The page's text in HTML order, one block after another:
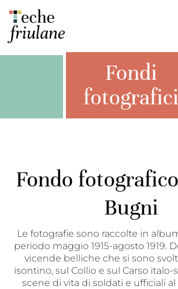
Fondi
fotografici
Fondo
Bugni
Le fotografie sono raccolte in
periodo maggio 1915-agosto 1919.
vicende belliche che si sono
isontino, sul Collio e sul Carso
scene di vita di soldati e ufficiali